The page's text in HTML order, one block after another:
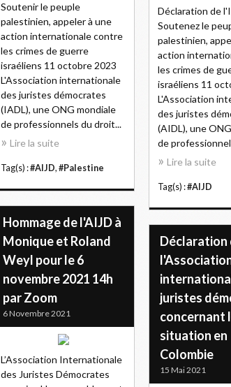
Soutenir le peuple
palestinien, appeler à une
action internationale contre
les crimes de guerre
israéliens 11 octobre 2023
L'Association internationale
des juristes démocrates
(IADL), une ONG mondiale
de professionnels du droit...
Lire la suite
Tag(s) :#AIJD, #Palestine
Déclaration de
Soutenez le
palestinien,
action
les crimes de
israéliens 11
L'Association
des juristes
(AIDL), une
de
Lire la suite
Tag(s) :#AIJD
Hommage de l'AIJD à
Monique et Roland
Weyl pour le 6
novembre 2021 14h
par Zoom
6 Novembre 2021
L’Association Internationale
des Juristes Démocrates
Déclaration
juristes
concernant
situation en
Colombie
15 Mai 2021